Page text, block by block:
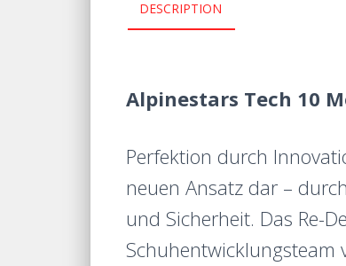
DESCRIPTION
Alpinestars Tech 10
Perfektion durch
neuen Ansatz dar –
und Sicherheit. Das Re-
Schuhentwicklungsteam